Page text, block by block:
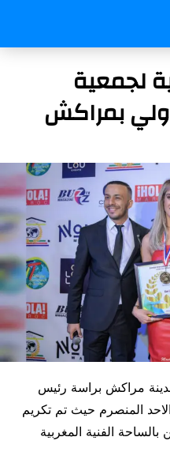
لجمعية
بمراكش
مراكش براسة رئيس
المنصرم حيث تم تكريم
بالساحة الفنية المغربية